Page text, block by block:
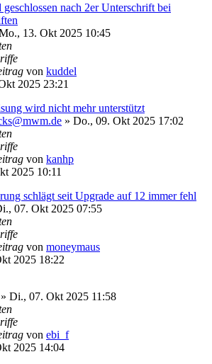
nach 2er Unterschrift bei
13. Okt 2025 10:45
von kuddel
2025 23:21
wird nicht mehr unterstützt
» Do., 09. Okt 2025 17:02
von kanhp
2025 10:11
schlägt seit Upgrade auf 12 immer fehl
07. Okt 2025 07:55
von moneymaus
2025 18:22
Di., 07. Okt 2025 11:58
von ebi_f
2025 14:04